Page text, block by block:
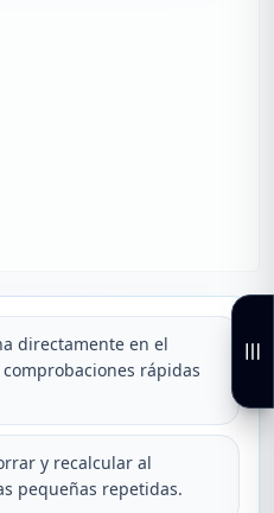
directamente en el
rápidas
y recalcular al
pequeñas repetidas.